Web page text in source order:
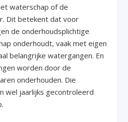
waterschap of de
Dit betekent dat voor
de onderhoudsplichtige
onderhoudt, vaak met eigen
belangrijke watergangen. En
worden door de
onderhouden. Die
wel jaarlijks gecontroleerd